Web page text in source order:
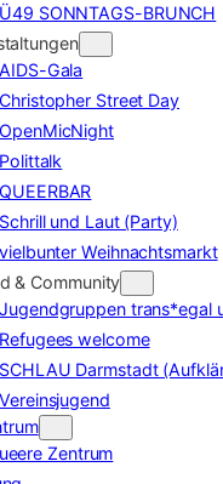
Ü49 SONNTAGS-BRUNCH
AIDS-Gala
Christopher Street Day
OpenMicNight
Polittalk
QUEERBAR
Schrill und Laut (Party)
vielbunter Weihnachtsmarkt
& Community
Jugendgruppen trans*egal
Refugees welcome
SCHLAU Darmstadt
Vereinsjugend
Zentrum